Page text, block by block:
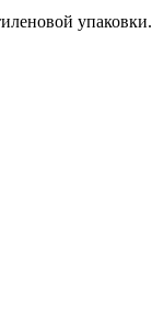
упаковки.